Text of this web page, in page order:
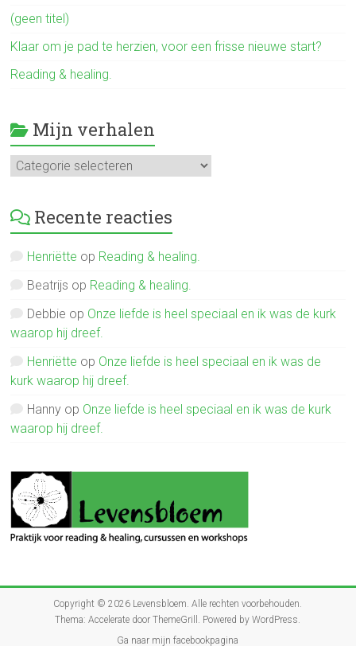
(geen titel)
Klaar om je pad te herzien, voor een frisse nieuwe start?
Reading & healing.
Mijn verhalen
Mijn
verhalen
Recente reacties
Henriëtte op Reading & healing.
Beatrijs op Reading & healing.
Debbie op Onze liefde is heel speciaal en ik was de kurk
waarop hij dreef.
Henriëtte op Onze liefde is heel speciaal en ik was de
kurk waarop hij dreef.
Hanny op Onze liefde is heel speciaal en ik was de kurk
waarop hij dreef.
Copyright © 2026 Levensbloem. Alle rechten voorbehouden.
Thema:Accelerate door ThemeGrill. Powered byWordPress.
Ga naar mijn facebookpagina